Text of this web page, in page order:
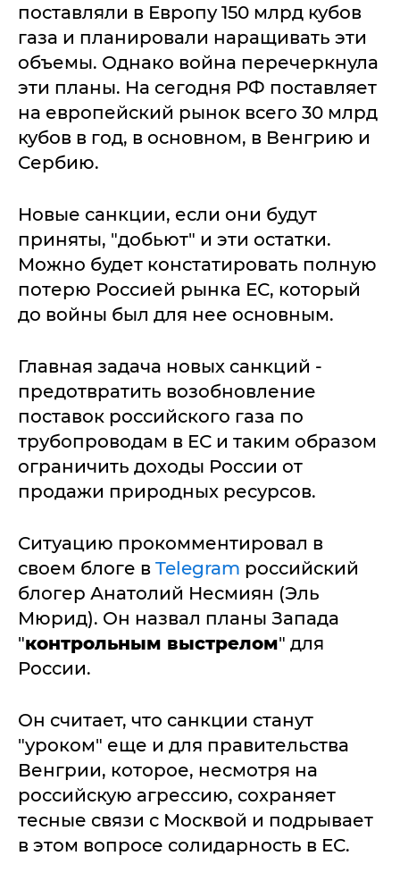
поставляли в Европу 150 млрд кубов
газа и планировали наращивать эти
объемы. Однако война перечеркнула
эти планы. На сегодня РФ поставляет
на европейский рынок всего 30 млрд
кубов в год, в основном, в Венгрию и
Сербию.
Новые санкции, если они будут
приняты, "добьют" и эти остатки.
Можно будет констатировать полную
потерю Россией рынка ЕС, который
до войны был для нее основным.
Главная задача новых санкций -
предотвратить возобновление
поставок российского газа по
трубопроводам в ЕС и таким образом
ограничить доходы России от
продажи природных ресурсов.
Ситуацию прокомментировал в
своем блоге в Telegram российский
блогер Анатолий Несмиян (Эль
Мюрид). Он назвал планы Запада
"контрольным выстрелом" для
России.
Он считает, что санкции станут
"уроком" еще и для правительства
Венгрии, которое, несмотря на
российскую агрессию, сохраняет
тесные связи с Москвой и подрывает
в этом вопросе солидарность в ЕС.